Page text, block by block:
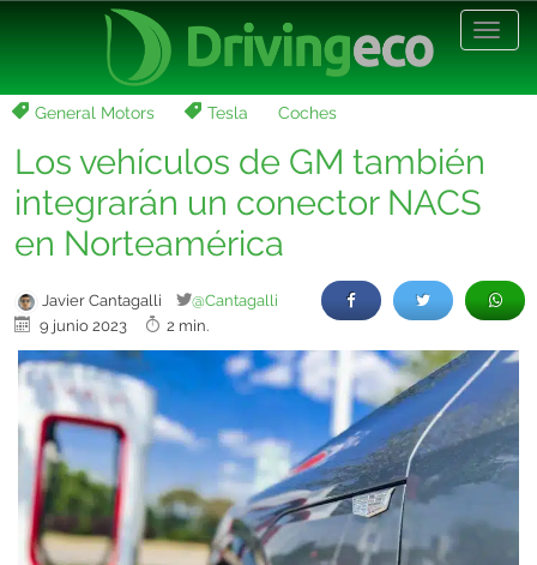
General Motors Tesla Coches
Los vehículos de GM también
integrarán un conector NACS
en Norteamérica
Javier Cantagalli
@Cantagalli
9 junio 2023
2 min.